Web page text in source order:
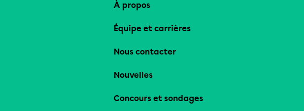
À propos
Équipe et carrières
Nous contacter
Nouvelles
Concours et sondages